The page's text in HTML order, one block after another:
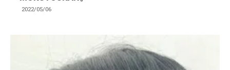
2022/05/06